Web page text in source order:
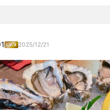
2025/12/21